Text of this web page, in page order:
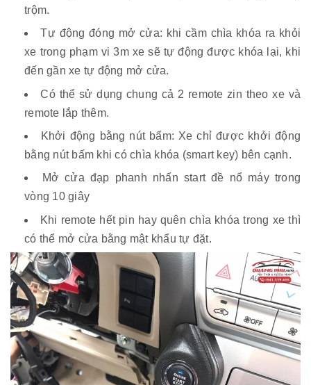
trộm.
Tự động đóng mở cửa: khi cầm chìa khóa ra khỏi
xe trong phạm vi 3m xe sẽ tự động được khóa lại, khi
đến gần xe tự động mở cửa.
Có thể sử dụng chung cả 2 remote zin theo xe và
remote lắp thêm.
Khởi động bằng nút bấm: Xe chỉ được khởi động
bằng nút bấm khi có chìa khóa (smart key) bên cạnh.
Mở cửa đạp phanh nhấn start đề nổ máy trong
vòng 10 giây
Khi remote hết pin hay quên chìa khóa trong xe thì
có thể mở cửa bằng mật khẩu tự đặt.